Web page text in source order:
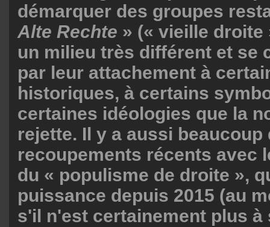
démarquer des groupes
Alte Rechte » (« vieille droite
un milieu très différent et se
par leur attachement à
historiques, à certains
certaines idéologies que la
rejette. Il y a aussi beaucoup
recoupements récents avec
du « populisme de droite »,
puissance depuis 2015 (au
s'il n'est certainement plus à